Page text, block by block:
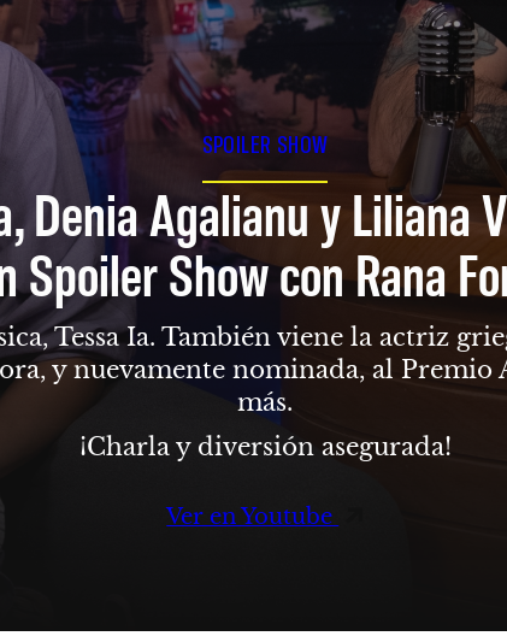
SPOILER SHOW
Denia Agalianu y Liliana
Spoiler Show con Rana
Tessa Ia. También viene la actriz
y nuevamente nominada, al
más.
¡Charla y diversión asegurada!
Ver en Youtube